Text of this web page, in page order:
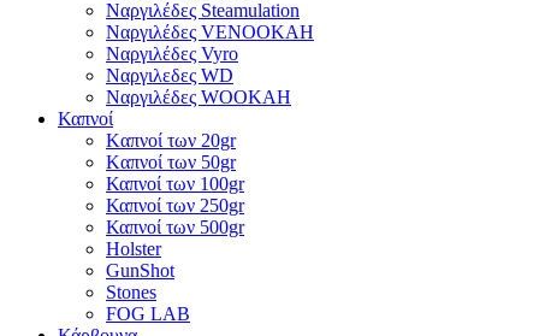
Ναργιλέδες Steamulation
Ναργιλέδες VENOOKAH
Ναργιλέδες Vyro
Ναργιλεδες WD
Ναργιλέδες WOOKAH
Καπνοί
Kαπνοί των 20gr
Kαπνοί των 50gr
Καπνοί των 100gr
Καπνοί των 250gr
Καπνοί των 500gr
Holster
GunShot
Stones
FOG LAB